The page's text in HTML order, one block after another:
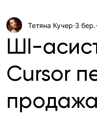
ШІ-
Cursor
Тетяна Кучер 3 бер.